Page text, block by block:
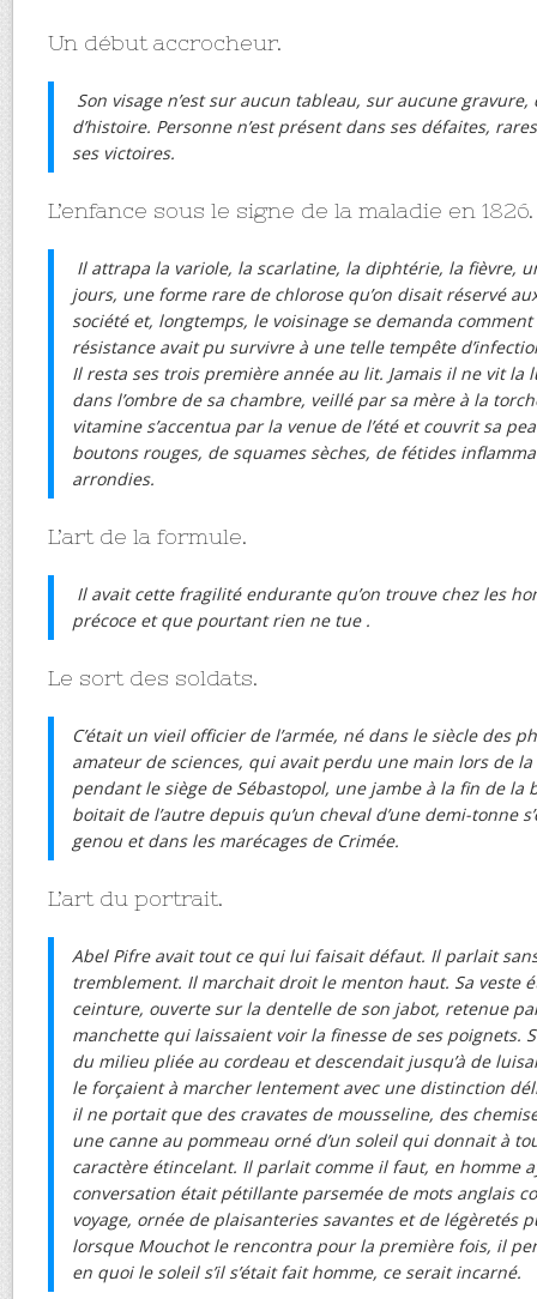
Un début accrocheur.
Son visage n’est sur aucun tableau, sur aucune
d’histoire. Personne n’est présent dans ses défaites,
ses victoires.
L’enfance sous le signe de la maladie en 1826.
Il attrapa la variole, la scarlatine, la diphtérie, la fièvre,
jours, une forme rare de chlorose qu’on disait réservé
société et, longtemps, le voisinage se demanda
résistance avait pu survivre à une telle tempête
Il resta ses trois première année au lit. Jamais il ne vit la
dans l’ombre de sa chambre, veillé par sa mère à la
vitamine s’accentua par la venue de l’été et couvrit sa
boutons rouges, de squames sèches, de fétides
arrondies.
L’art de la formule.
Il avait cette fragilité endurante qu’on trouve chez les
précoce et que pourtant rien ne tue .
Le sort des soldats.
C’était un vieil officier de l’armée, né dans le siècle des
amateur de sciences, qui avait perdu une main lors de
pendant le siège de Sébastopol, une jambe à la fin de la
boitait de l’autre depuis qu’un cheval d’une demi-tonne
genou et dans les marécages de Crimée.
L’art du portrait.
Abel Pifre avait tout ce qui lui faisait défaut. Il parlait
tremblement. Il marchait droit le menton haut. Sa veste
ceinture, ouverte sur la dentelle de son jabot, retenue
manchette qui laissaient voir la finesse de ses poignets.
du milieu pliée au cordeau et descendait jusqu’à de
le forçaient à marcher lentement avec une distinction
il ne portait que des cravates de mousseline, des
une canne au pommeau orné d’un soleil qui donnait à
caractère étincelant. Il parlait comme il faut, en homme
conversation était pétillante parsemée de mots anglais
voyage, ornée de plaisanteries savantes et de légèretés
lorsque Mouchot le rencontra pour la première fois, il
en quoi le soleil s’il s’était fait homme, ce serait incarné.